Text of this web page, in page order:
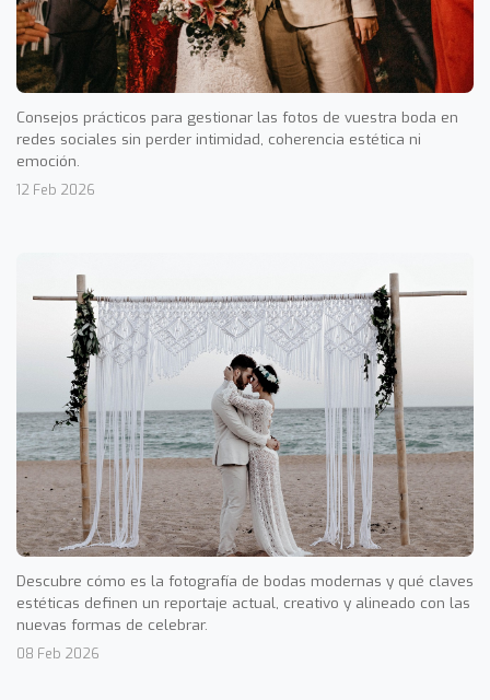
Consejos prácticos para gestionar las fotos de vuestra boda en
redes sociales sin perder intimidad, coherencia estética ni
emoción.
12 Feb 2026
Descubre cómo es la fotografía de bodas modernas y qué claves
estéticas definen un reportaje actual, creativo y alineado con las
nuevas formas de celebrar.
08 Feb 2026